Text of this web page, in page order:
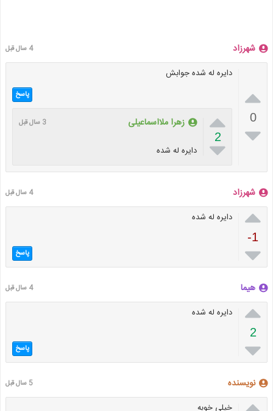
شهرزاد 4 سال قبل

0

دایره له شده جوابش
پاسخ

2

زهرا ملااسماعیلی 3 سال قبل
دایره له شده
شهرزاد 4 سال قبل

-1

دایره له شده
پاسخ
هیما 4 سال قبل

2

دایره له شده
پاسخ
نویسنده 5 سال قبل
خیلی خوبه